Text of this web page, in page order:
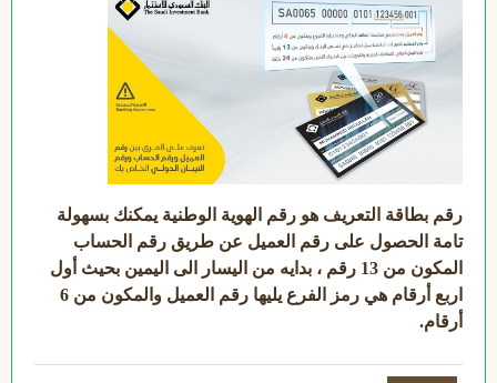
رقم بطاقة التعريف هو رقم الهوية الوطنية يمكنك بسهولة
تامة الحصول على رقم العميل عن طريق رقم الحساب
المكون من 13 رقم ، بدايه من اليسار الى اليمين بحيث أول
اربع أرقام هي رمز الفرع يليها رقم العميل والمكون من 6
أرقام.